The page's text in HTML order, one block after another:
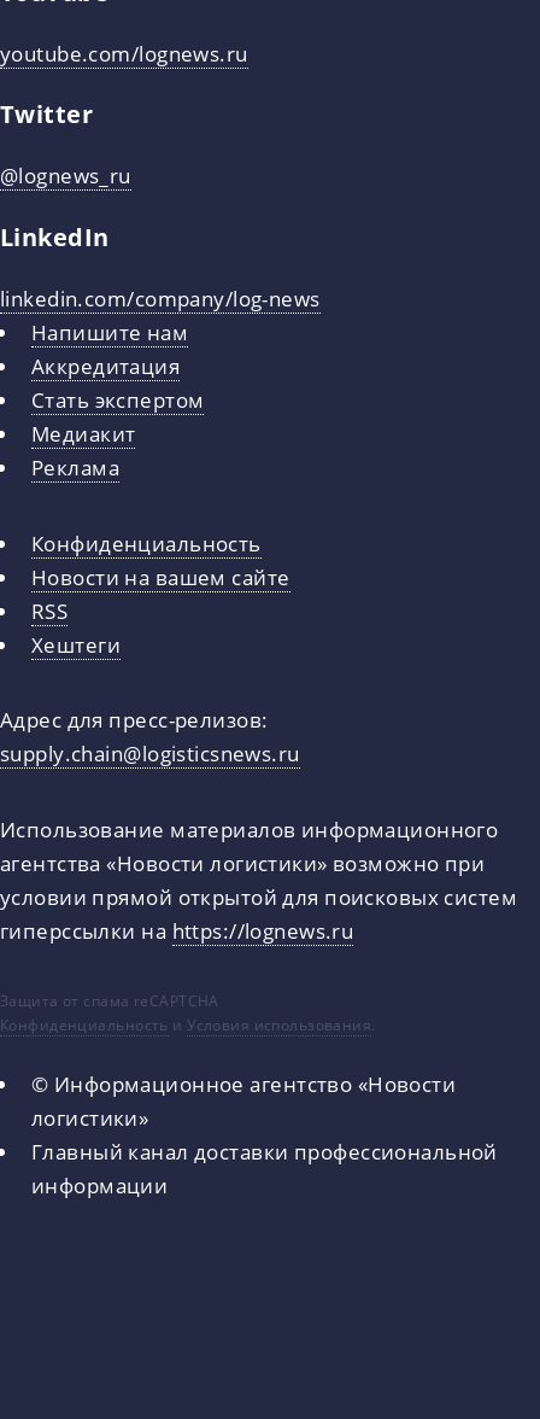
youtube.com/lognews.ru
Twitter
@lognews_ru
LinkedIn
linkedin.com/company/log-news
Напишите нам
Аккредитация
Стать экспертом
Медиакит
Реклама
Конфиденциальность
Новости на вашем сайте
RSS
Хештеги
Адрес для пресс-релизов:
supply.chain@logisticsnews.ru
Использование материалов информационного
агентства «Новости логистики» возможно при
условии прямой открытой для поисковых систем
гиперссылки на https://lognews.ru
Защита от спама reCAPTCHA
Конфиденциальность иУсловия использования.
© Информационное агентство «Новости
логистики»
Главный канал доставки профессиональной
информации